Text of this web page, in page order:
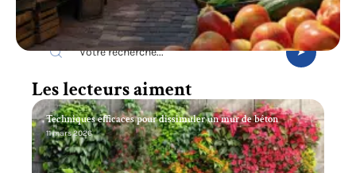
Recherche
Les lecteurs aiment
Techniques efficaces pour dissimuler un mur de béton
11 mars 2026